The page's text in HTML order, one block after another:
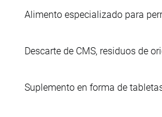
Alimento especializado para
Descarte de CMS, residuos de
Suplemento en forma de